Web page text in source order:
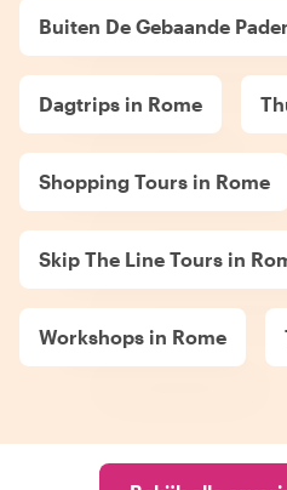
Buiten De Gebaande
Dagtrips in Rome
Shopping Tours in Rome
Skip The Line Tours in
Workshops in Rome